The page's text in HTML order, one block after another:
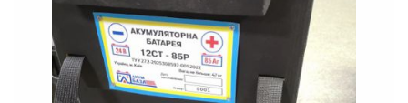
СТАТЬИ
О НАС